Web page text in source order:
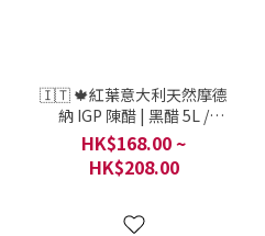
🇮🇹 🍁紅葉意大利天然摩德
納 IGP 陳醋 | 黑醋 5L /
Andrea Milano 1889 意大利
百年老店四代釀醞世家 / 意大
利 / 每 1 支 5升
HK$168.00 ~
HK$208.00